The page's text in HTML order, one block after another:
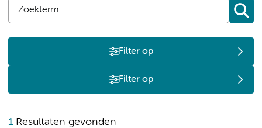
Filter op
Filter op
1Resultaten gevonden